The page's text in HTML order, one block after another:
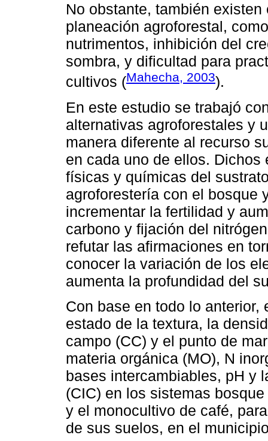
No obstante, también
planeación agroforestal,
nutrimentos, inhibición del
sombra, y dificultad para
cultivos (Mahecha, 2003).
En este estudio se trabajó
alternativas agroforestales y
manera diferente al recurso
en cada uno de ellos.
físicas y químicas del
agroforestería con el bosque
incrementar la fertilidad y
carbono y fijación del
refutar las afirmaciones en
conocer la variación de los
aumenta la profundidad del
Con base en todo lo
estado de la textura, la
campo (CC) y el punto de
materia orgánica (MO), N
bases intercambiables, pH y
(CIC) en los sistemas
y el monocultivo de café,
de sus suelos, en el